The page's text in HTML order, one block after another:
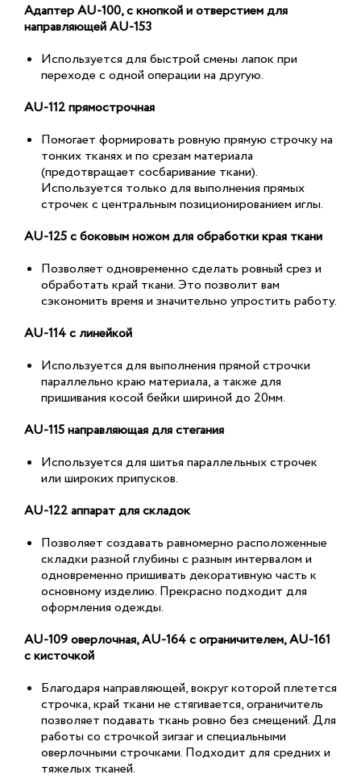
Адаптер AU-100, с кнопкой и отверстием для
направляющей AU-153
Используется для быстрой смены лапок при
переходе с одной операции на другую.
AU-112 прямострочная
Помогает формировать ровную прямую строчку на
тонких тканях и по срезам материала
(предотвращает сосбаривание ткани).
Используется только для выполнения прямых
строчек с центральным позиционированием иглы.
AU-125 с боковым ножом для обработки края ткани
Позволяет одновременно сделать ровный срез и
обработать край ткани. Это позволит вам
сэкономить время и значительно упростить работу.
AU-114 с линейкой
Используется для выполнения прямой строчки
параллельно краю материала, а также для
пришивания косой бейки шириной до 20мм.
AU-115 направляющая для стегания
Используется для шитья параллельных строчек
или широких припусков.
AU-122 аппарат для складок
Позволяет создавать равномерно расположенные
складки разной глубины с разным интервалом и
одновременно пришивать декоративную часть к
основному изделию. Прекрасно подходит для
оформления одежды.
AU-109 оверлочная, AU-164 с ограничителем, AU-161
с кисточкой
Благодаря направляющей, вокруг которой плетется
строчка, край ткани не стягивается, ограничитель
позволяет подавать ткань ровно без смещений. Для
работы со строчкой зигзаг и специальными
оверлочными строчками. Подходит для средних и
тяжелых тканей.